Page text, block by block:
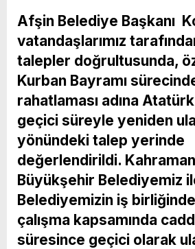
Afşin Belediye Başkanı
vatandaşlarımız
talepler doğrultusunda,
Kurban Bayramı
rahatlaması adına
geçici süreyle yeniden
yönündeki talep yerinde
değerlendirildi.
Büyükşehir Belediyemiz
Belediyemizin iş
çalışma kapsamında
süresince geçici olarak